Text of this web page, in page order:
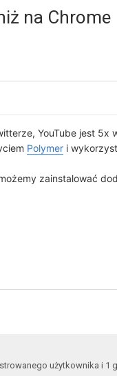
na Chrome
YouTube jest 5x
Polymer i
zainstalować
użytkownika i 1